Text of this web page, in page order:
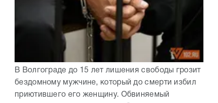
В Волгограде до 15 лет лишения свободы грозит
бездомному мужчине, который до смерти избил
приютившего его женщину. Обвиняемый